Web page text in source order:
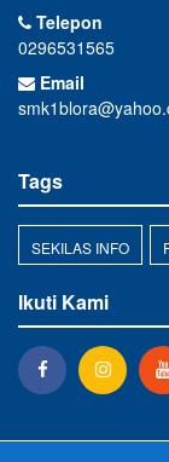
Telepon
0296531565
Email
Tags
SEKILAS INFO
Ikuti Kami